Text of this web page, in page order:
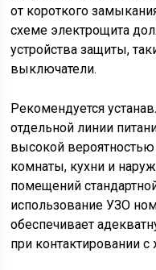
от короткого
схеме электрощита
устройства защиты,
выключатели.
Рекомендуется
отдельной линии
высокой вероятностью
комнаты, кухни и
помещений
использование УЗО
обеспечивает
при контактировании